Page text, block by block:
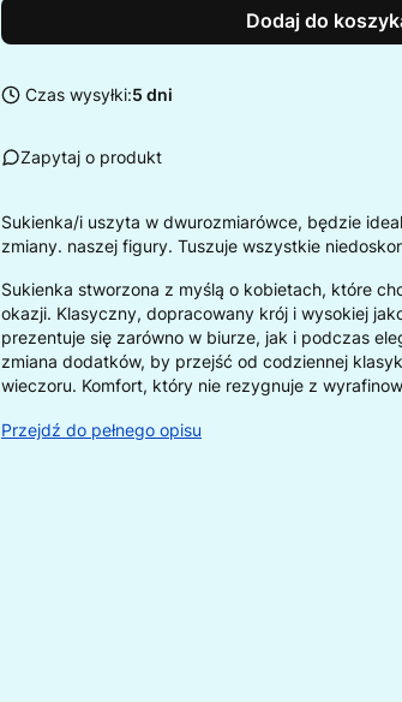
Dodaj do
Czas wysyłki:5 dni
Zapytaj o produkt
Sukienka/i uszyta w dwurozmiarówce, będzie
zmiany. naszej figury. Tuszuje wszystkie
Sukienka stworzona z myślą o kobietach, które
okazji. Klasyczny, dopracowany krój i wysokiej
prezentuje się zarówno w biurze, jak i podczas
zmiana dodatków, by przejść od codziennej
wieczoru. Komfort, który nie rezygnuje z
Przejdź do pełnego opisu